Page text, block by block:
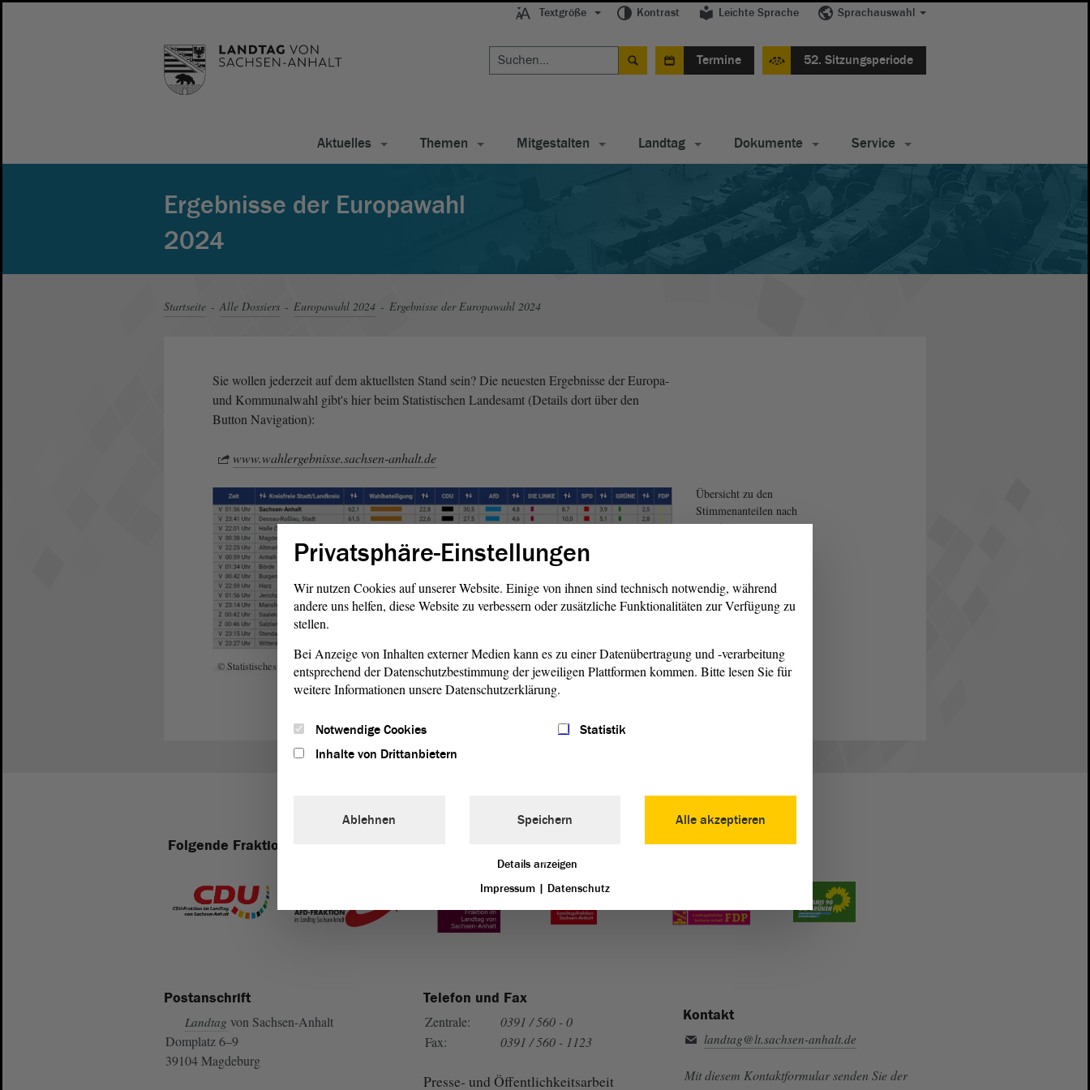
Textgröße Kontrast Leichte Sprache Sprachauswahl
Termine 52. Sitzungsperiode
Aktuelles Themen Mitgestalten Landtag Dokumente Service
Ergebnisse der Europawahl
2024
Startseite Alle Dossiers Europawahl 2024 Ergebnisse der Europawahl 2024
Sie wollen jederzeit auf dem aktuellsten Stand sein? Die neuesten Ergebnisse der Europa-
und Kommunalwahl gibt's hier beim Statistischen Landesamt (Details dort über den
Button Navigation):
www.wahlergebnisse.sachsen-anhalt.de
© Statistisches Landesamt Sachsen-Anhalt
Übersicht zu den
Stimmenanteilen nach
kreisfreien Städten und
Folgende Fraktionen sind im Landtag von Sachsen-Anhalt vertreten:
Postanschrift
Landtag von Sachsen-Anhalt
Domplatz 6–9
39104 Magdeburg
Telefon und Fax
Zentrale:
0391 / 560 - 0
Fax:
0391 / 560 - 1123
Presse- und Öffentlichkeitsarbeit
Kontakt
landtag@lt.sachsen-anhalt.de
Mit diesem Kontaktformular senden Sie der
Privatsphäre-Einstellungen
Wir nutzen Cookies auf unserer Website. Einige von ihnen sind technisch notwendig, während
andere uns helfen, diese Website zu verbessern oder zusätzliche Funktionalitäten zur Verfügung zu
stellen.
Bei Anzeige von Inhalten externer Medien kann es zu einer Datenübertragung und -verarbeitung
entsprechend der Datenschutzbestimmung der jeweiligen Plattformen kommen. Bitte lesen Sie für
weitere Informationen unsere Datenschutzerklärung.
Notwendige Cookies
Statistik
Inhalte von Drittanbietern
Alle akzeptieren
Ablehnen Speichern
Details anzeigen
Impressum | Datenschutz